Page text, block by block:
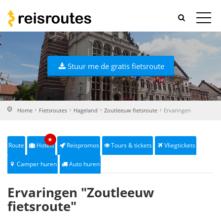
Stuur me de gratis fietsroute
Home Fietsroutes Hageland Zoutleeuw fietsroute Ervaringen
Route Hotels
★
Reispromos Tours & tickets Vliegtickets
Camper huren Auto huren
Ervaringen "Zoutleeuw
fietsroute"